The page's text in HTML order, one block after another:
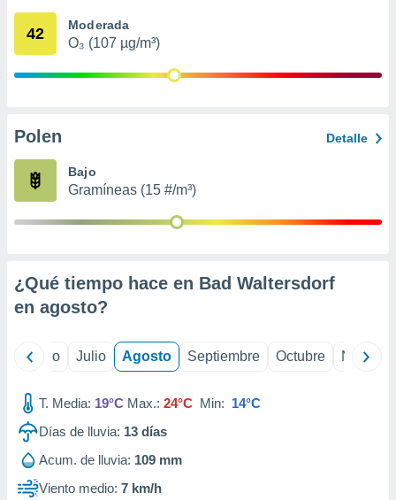
mediante
publicidad
de
42 Moderada
O₃ (107 µg/m³)
Polen Detalle
Bajo
Gramíneas (15 #/m³)
¿Qué tiempo hace en Bad Waltersdorf
en agosto?
Junio Julio Agosto Septiembre Octubre
T. Media: 19°C Max.: 24°C Min: 14°C
Días de lluvia: 13 días
Acum. de lluvia: 109 mm
Viento medio: 7 km/h